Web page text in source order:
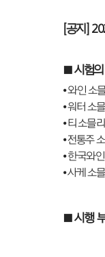
공지 ]
■시험
⦁ 와인 소
⦁ 워터 소
⦁ 티 소믈
⦁ 전통주
⦁ 한국와
⦁ 사케 소
■시행